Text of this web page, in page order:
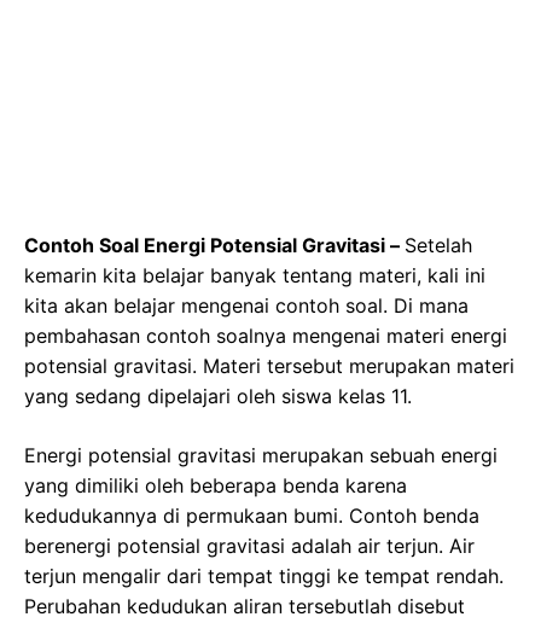
Contoh Soal Energi Potensial Gravitasi – Setelah
kemarin kita belajar banyak tentang materi, kali ini
kita akan belajar mengenai contoh soal. Di mana
pembahasan contoh soalnya mengenai materi energi
potensial gravitasi. Materi tersebut merupakan materi
yang sedang dipelajari oleh siswa kelas 11.
Energi potensial gravitasi merupakan sebuah energi
yang dimiliki oleh beberapa benda karena
kedudukannya di permukaan bumi. Contoh benda
berenergi potensial gravitasi adalah air terjun. Air
terjun mengalir dari tempat tinggi ke tempat rendah.
Perubahan kedudukan aliran tersebutlah disebut